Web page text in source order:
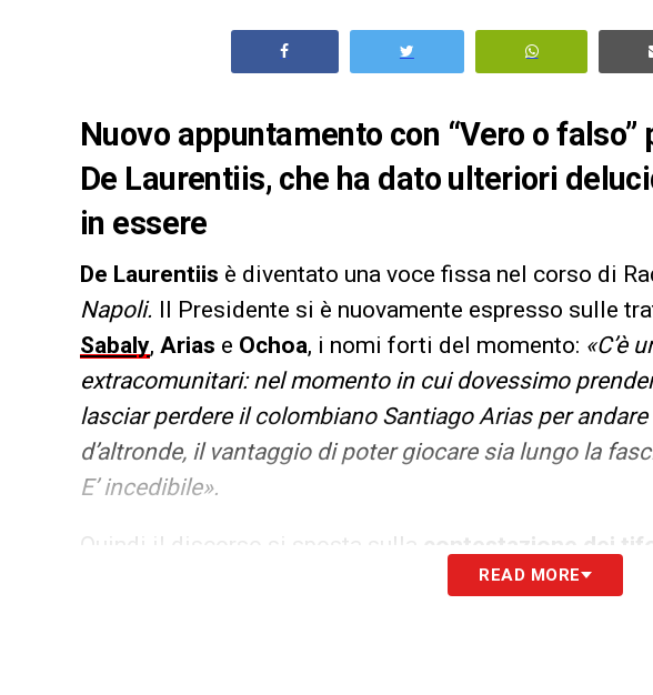
Nuovo appuntamento con “Vero o
De Laurentiis, che ha dato ulteriori
in essere
De Laurentiis è diventato una voce fissa nel corso di
Napoli. Il Presidente si è nuovamente espresso sulle
Sabaly, Arias e Ochoa, i nomi forti del momento: «C’è
extracomunitari: nel momento in cui dovessimo
lasciar perdere il colombiano Santiago Arias per andare
d’altronde, il vantaggio di poter giocare sia lungo la
E’ incedibile».
Quindi il discorso si sposta sulla contestazione dei
sorprende affatto. Le curve A e B svolgono il loro
READ MORE